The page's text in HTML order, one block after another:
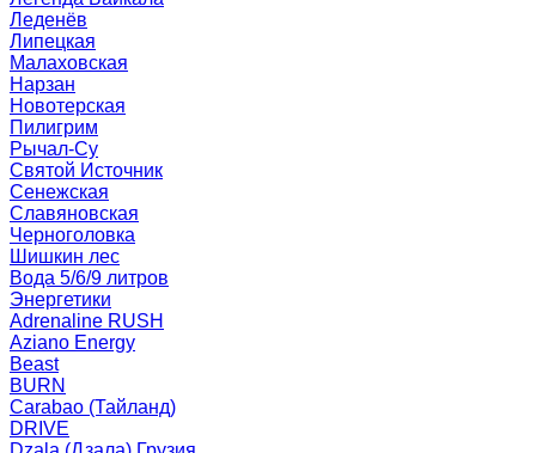
Леденёв
Липецкая
Малаховская
Нарзан
Новотерская
Пилигрим
Рычал-Су
Святой Источник
Сенежская
Славяновская
Черноголовка
Шишкин лес
Вода 5/6/9 литров
Энергетики
Adrenaline RUSH
Aziano Energy
Beast
BURN
Carabao (Тайланд)
DRIVE